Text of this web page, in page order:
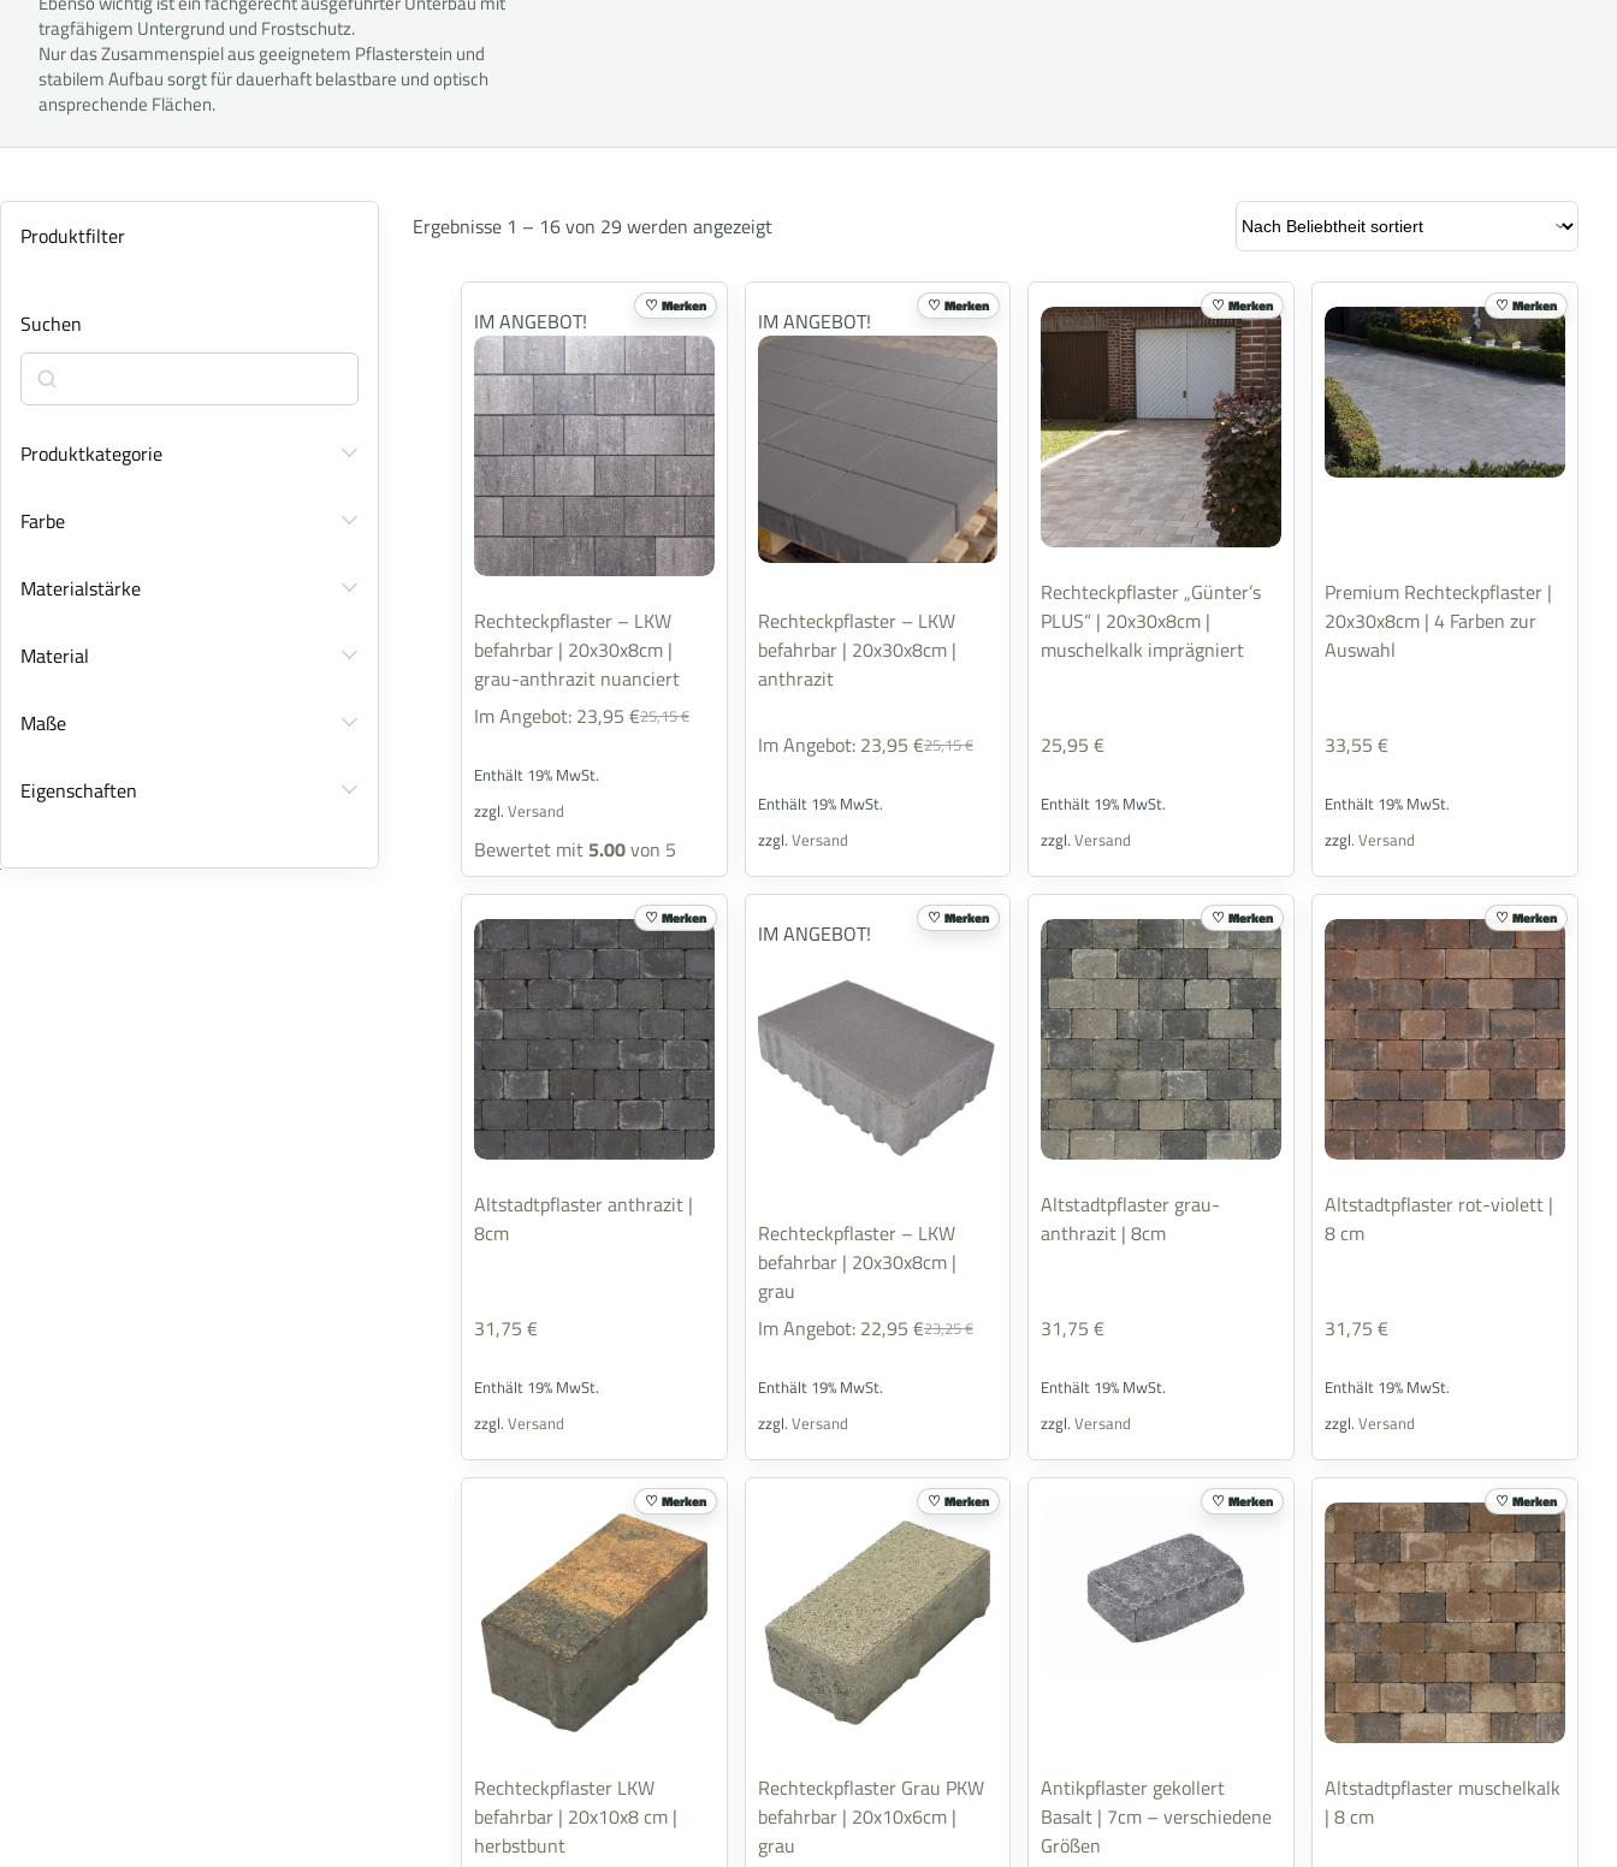
tragfähigem Untergrund und Frostschutz.
Nur das Zusammenspiel aus geeignetem Pflasterstein und
stabilem Aufbau sorgt für dauerhaft belastbare und optisch
ansprechende Flächen.
Ergebnisse 1 – 16 von 29 werden angezeigt
IM ANGEBOT!
Rechteckpflaster – LKW
befahrbar | 20x30x8cm |
grau-anthrazit nuanciert
Im Angebot:
25,15€
23,95 €
Enthält 19% MwSt.
zzgl. Versand
Bewertet mit 5.00von 5
Merken
IM ANGEBOT!
Rechteckpflaster – LKW
befahrbar | 20x30x8cm |
anthrazit
Im Angebot: 25,15€
23,95 €
Enthält 19% MwSt.
zzgl. Versand
Merken
Rechteckpflaster „Günter’s
PLUS“ | 20x30x8cm |
muschelkalk imprägniert
25,95€
Enthält 19% MwSt.
zzgl.Versand
Merken
Premium Rechteckpflaster |
20x30x8cm | 4 Farben zur
Auswahl
33,55€
Enthält 19% MwSt.
zzgl.Versand
Merken
Altstadtpflaster anthrazit |
8cm
31,75 €
Enthält 19% MwSt.
zzgl. Versand
Merken
IM ANGEBOT!
Rechteckpflaster – LKW
befahrbar | 20x30x8cm |
grau
Im Angebot:
23,25€
22,95 €
Enthält 19% MwSt.
zzgl. Versand
Merken
Altstadtpflaster grau-
anthrazit | 8cm
31,75€
Enthält 19% MwSt.
zzgl.Versand
Merken
Altstadtpflaster rot-violett |
8 cm
31,75€
Enthält 19% MwSt.
zzgl.Versand
Merken
Rechteckpflaster LKW
befahrbar | 20x10x8 cm |
herbstbunt
Merken
Rechteckpflaster Grau PKW
befahrbar | 20x10x6cm |
grau
Merken
Antikpflaster gekollert
Basalt | 7cm – verschiedene
Größen
Merken
Altstadtpflaster muschelkalk
| 8 cm
Merken
Produktfilter
Suchen
Produktkategorie
Farbe
Materialstärke
Material
Maße
Eigenschaften